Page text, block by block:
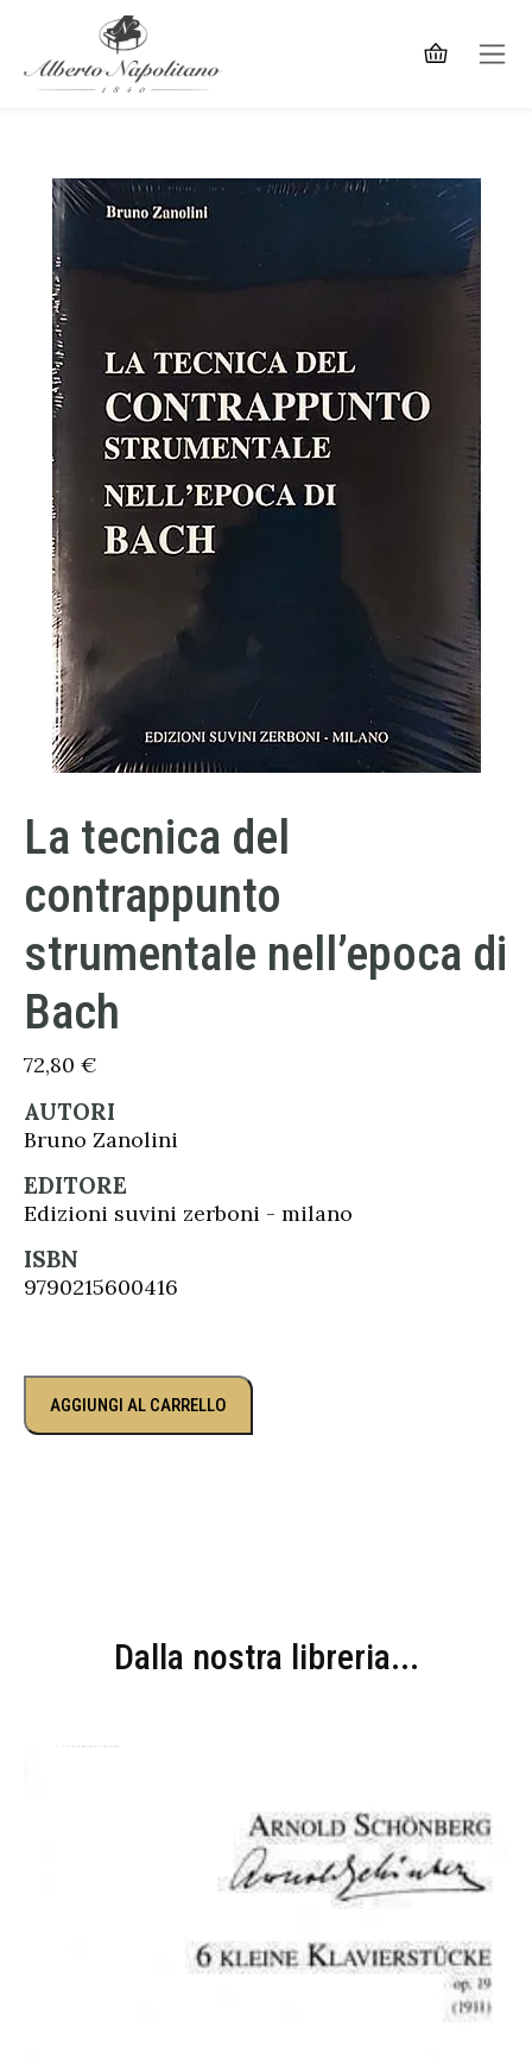
La tecnica del
contrappunto
strumentale nell’epoca di
Bach
72,80 €
AUTORI
Bruno Zanolini
EDITORE
Edizioni suvini zerboni - milano
ISBN
9790215600416
AGGIUNGI AL CARRELLO
Dalla nostra libreria...